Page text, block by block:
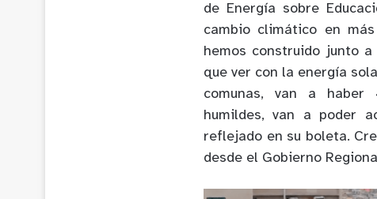
de Energía sobre
cambio climático en
hemos construido junto
que ver con la energía
comunas, van a haber
humildes, van a poder
reflejado en su boleta.
desde el Gobierno